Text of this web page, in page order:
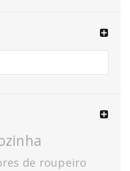
de roupeiro